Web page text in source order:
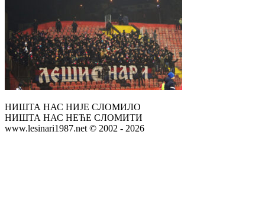
НИШТА НАС НИЈЕ СЛОМИЛО
НИШТА НАС НЕЋЕ СЛОМИТИ
www.lesinari1987.net © 2002 - 2026